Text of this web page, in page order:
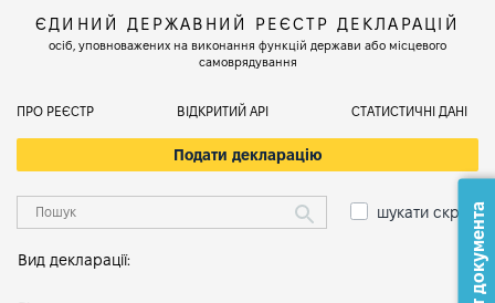
ЄДИНИЙ ДЕРЖАВНИЙ РЕЄСТР ДЕКЛАРАЦІЙ
осіб, уповноважених на виконання функцій держави або місцевого
самоврядування
ПРО РЕЄСТР ВІДКРИТИЙ АРІ СТАТИСТИЧНІ ДАНІ
Подати декларацію
шукати скрізь
Вид декларації: Зміст документа